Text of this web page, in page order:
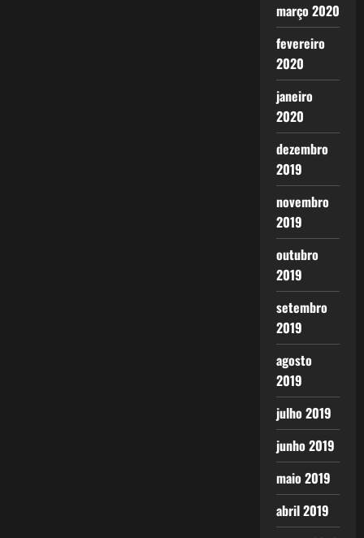
março 2020
fevereiro
2020
janeiro
2020
dezembro
2019
novembro
2019
outubro
2019
setembro
2019
agosto
2019
julho 2019
junho 2019
maio 2019
abril 2019